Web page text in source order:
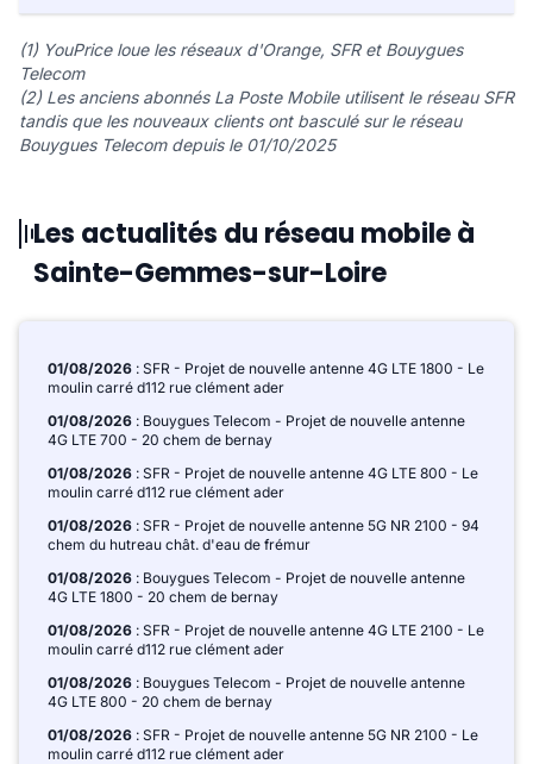
(1) YouPrice loue les réseaux d'Orange, SFR et Bouygues
Telecom
(2) Les anciens abonnés La Poste Mobile utilisent le réseau SFR
tandis que les nouveaux clients ont basculé sur le réseau
Bouygues Telecom depuis le 01/10/2025
Les actualités du réseau mobile à
Sainte-Gemmes-sur-Loire
01/08/2026 : SFR - Projet de nouvelle antenne 4G LTE 1800 - Le
moulin carré d112 rue clément ader
01/08/2026 : Bouygues Telecom - Projet de nouvelle antenne
4G LTE 700 - 20 chem de bernay
01/08/2026 : SFR - Projet de nouvelle antenne 4G LTE 800 - Le
moulin carré d112 rue clément ader
01/08/2026 : SFR - Projet de nouvelle antenne 5G NR 2100 - 94
chem du hutreau chât. d'eau de frémur
01/08/2026 : Bouygues Telecom - Projet de nouvelle antenne
4G LTE 1800 - 20 chem de bernay
01/08/2026 : SFR - Projet de nouvelle antenne 4G LTE 2100 - Le
moulin carré d112 rue clément ader
01/08/2026 : Bouygues Telecom - Projet de nouvelle antenne
4G LTE 800 - 20 chem de bernay
01/08/2026 : SFR - Projet de nouvelle antenne 5G NR 2100 - Le
moulin carré d112 rue clément ader